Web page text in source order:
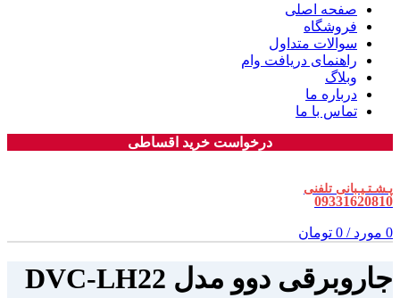
صفحه اصلی
فروشگاه
سوالات متداول
راهنمای دریافت وام
وبلاگ
درباره ما
تماس با ما
درخواست خرید اقساطی
پـشـتـیـبانی تلفنی
09331620810
0 مورد /
0 تومان
جاروبرقی دوو مدل DVC-LH22